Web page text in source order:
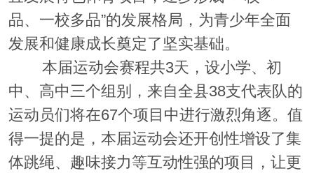
品、一校多品”的发展格局，为青少年全面
发展和健康成长奠定了坚实基础。
本届运动会赛程共3天，设小学、初
中、高中三个组别，来自全县38支代表队的
运动员们将在67个项目中进行激烈角逐。值
得一提的是，本届运动会还开创性增设了集
体跳绳、趣味接力等互动性强的项目，让更